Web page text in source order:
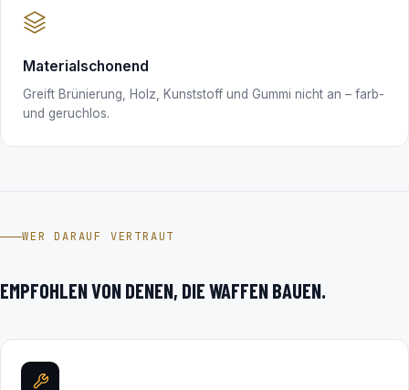
Materialschonend
Greift Brünierung, Holz, Kunststoff und Gummi nicht an – farb-
und geruchlos.
WER DARAUF VERTRAUT
EMPFOHLEN VON DENEN, DIE WAFFEN BAUEN.